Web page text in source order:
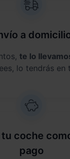
a
te lo
lo tendrás en
coche
pago